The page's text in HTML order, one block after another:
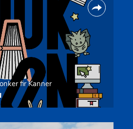
fir Kanner